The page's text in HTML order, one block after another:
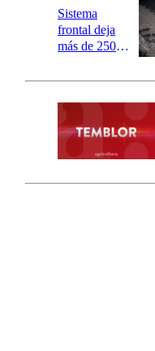
Sistema
frontal deja
más de 250
y 317
aisladas entre
Valparaíso y
Los Ríos